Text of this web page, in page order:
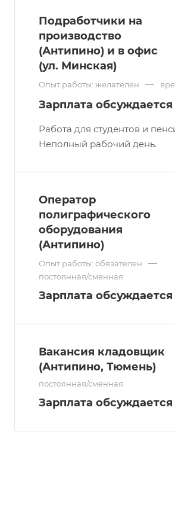
Подработчики на
производство
(Антипино) и в офис
(ул. Минская)
Опыт работы: желателен —
Зарплата обсуждается
Работа для студентов и
Неполный рабочий день.
Оператор
полиграфического
оборудования
(Антипино)
Опыт работы: обязателен —
постоянная/сменная
Зарплата обсуждается
Вакансия кладовщик
(Антипино, Тюмень)
постоянная/сменная
Зарплата обсуждается